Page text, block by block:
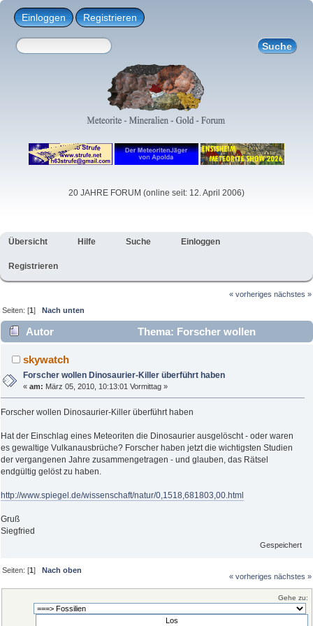
Einloggen Registrieren
20 JAHRE FORUM (online seit: 12. April 2006)
Übersicht Hilfe Suche Einloggen
Registrieren
« vorheriges nächstes »
Seiten: [1]Nach unten
Autor
Thema: Forscher wollen
Dinosaurier-Killer überführt haben (Gelesen 6807 mal)
skywatch
Forscher wollen Dinosaurier-Killer überführt haben
«am: März 05, 2010, 10:13:01 Vormittag »
Forscher wollen Dinosaurier-Killer überführt haben
Hat der Einschlag eines Meteoriten die Dinosaurier ausgelöscht - oder waren
es gewaltige Vulkanausbrüche? Forscher haben jetzt die wichtigsten Studien
der vergangenen Jahre zusammengetragen - und glauben, das Rätsel
endgültig gelöst zu haben.
http://www.spiegel.de/wissenschaft/natur/0,1518,681803,00.html
Gruß
Siegfried
Gespeichert
Seiten: [1] Nach oben
« vorheriges nächstes »
Gehe zu: